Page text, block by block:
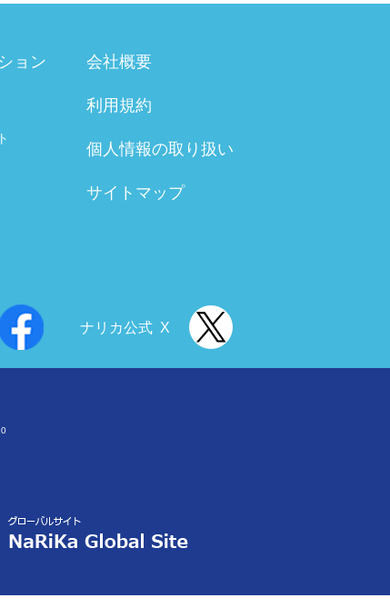
ョン 会社概要
利用規約
個人情報の取り扱い
サイトマップ
ナリカ公式 X